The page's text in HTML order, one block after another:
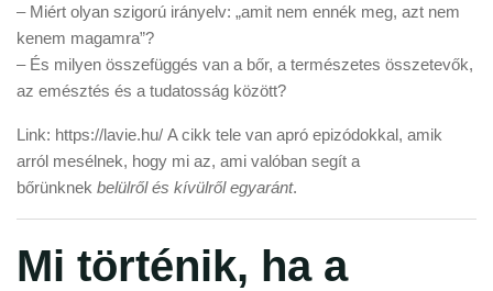
– Miért olyan szigorú irányelv: „amit nem ennék meg, azt nem
kenem magamra”?
– És milyen összefüggés van a bőr, a természetes összetevők,
az emésztés és a tudatosság között?
Link: https://lavie.hu/ A cikk tele van apró epizódokkal, amik
arról mesélnek, hogy mi az, ami valóban segít a
bőrünknek belülről és kívülről egyaránt.
Mi történik, ha a